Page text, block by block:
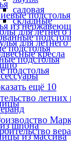
садовая
складные
для летнего
для летнего
кресла
ещё 10
подстолья
из
подстолья
подстолья
подстолья
шпона
из массива